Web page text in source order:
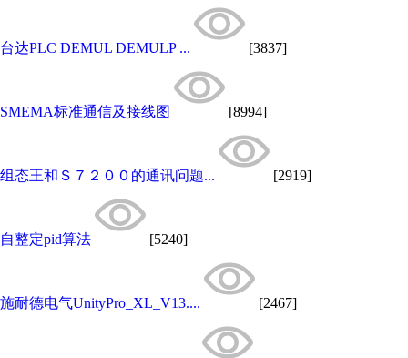
台达PLC DEMUL DEMULP ... [3837]
SMEMA标准通信及接线图 [8994]
组态王和Ｓ７２００的通讯问题... [2919]
自整定pid算法 [5240]
施耐德电气UnityPro_XL_V13.... [2467]